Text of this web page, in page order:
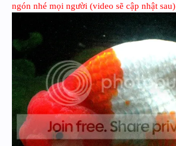
ngón nhé mọi người (video sẽ cập nhật sau)